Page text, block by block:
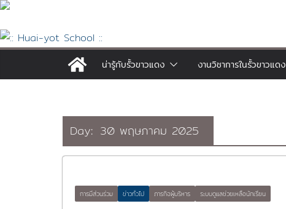
Skip
content
น่ารู้กับรั้วขาวแดง งานวิชาการในรั้วขาวแดง
Day: 30 พฤษภาคม 2025
การมีส่วนร่วม ข่าวทั่วไป ภารกิจผู้บริหาร ระบบดูแลช่วยเหลือนักเรียน